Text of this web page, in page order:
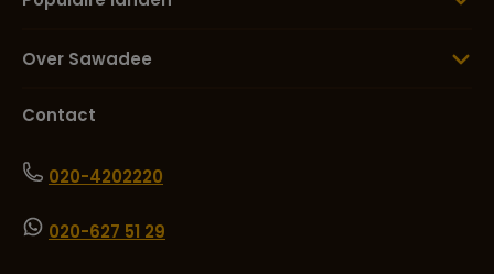
Over Sawadee
Contact
020-4202220
020-627 51 29